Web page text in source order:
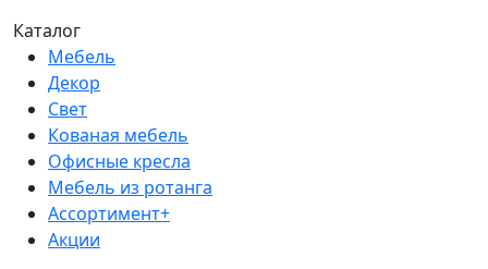
Каталог
Мебель
Декор
Свет
Кованая мебель
Офисные кресла
Мебель из ротанга
Ассортимент+
Акции